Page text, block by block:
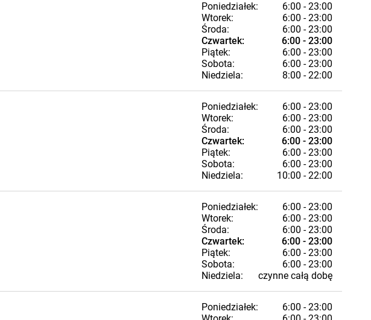
Poniedziałek:
6:00 - 23:00
Wtorek:
6:00 - 23:00
Środa:
6:00 - 23:00
Czwartek:
6:00 - 23:00
Piątek:
6:00 - 23:00
Sobota:
6:00 - 23:00
Niedziela:
8:00 - 22:00
Poniedziałek:
6:00 - 23:00
Wtorek:
6:00 - 23:00
Środa:
6:00 - 23:00
Czwartek:
6:00 - 23:00
Piątek:
6:00 - 23:00
Sobota:
6:00 - 23:00
Niedziela:
10:00 - 22:00
Poniedziałek:
6:00 - 23:00
Wtorek:
6:00 - 23:00
Środa:
6:00 - 23:00
Czwartek:
6:00 - 23:00
Piątek:
6:00 - 23:00
Sobota:
6:00 - 23:00
Niedziela:
czynne całą dobę
Poniedziałek:
6:00 - 23:00